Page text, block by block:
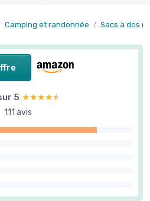
Camping et randonnée Sacs à dos
5 ★★★★★
★★★★★
111 avis